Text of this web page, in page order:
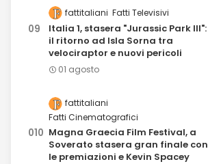
fattitaliani Fatti Televisivi
Italia 1, stasera "Jurassic Park III":
il ritorno ad Isla Sorna tra
velociraptor e nuovi pericoli
01 agosto
fattitaliani
Fatti Cinematografici
Magna Graecia Film Festival, a
Soverato stasera gran finale con
le premiazioni e Kevin Spacey